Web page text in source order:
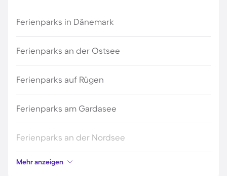
Ferienparks in Dänemark
Ferienparks an der Ostsee
Ferienparks auf Rügen
Ferienparks am Gardasee
Ferienparks an der Nordsee
Ferienparks in Kroatien
Mehr anzeigen